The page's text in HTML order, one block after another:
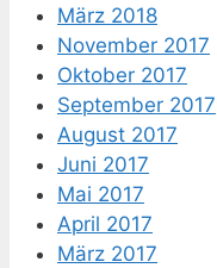
März 2018
November 2017
Oktober 2017
September 2017
August 2017
Juni 2017
Mai 2017
April 2017
März 2017